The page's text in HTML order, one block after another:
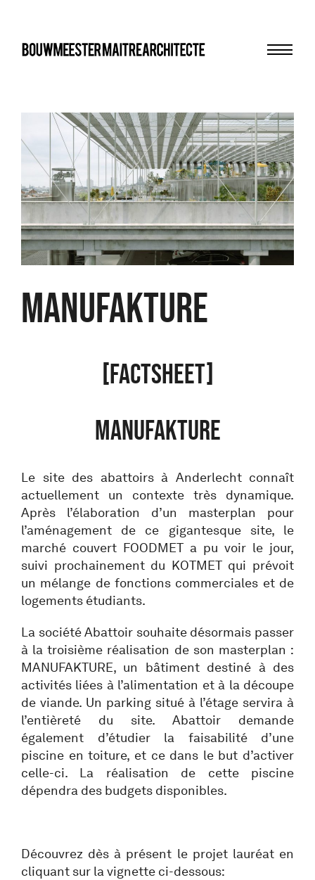
bma
Manufakture
[FACTSHEET]
MANUFAKTURE
Le site des abattoirs à Anderlecht connaît
actuellement un contexte très dynamique.
Après l’élaboration d’un masterplan pour
l’aménagement de ce gigantesque site, le
marché couvert FOODMET a pu voir le jour,
suivi prochainement du KOTMET qui prévoit
un mélange de fonctions commerciales et de
logements étudiants.
La société Abattoir souhaite désormais passer
à la troisième réalisation de son masterplan :
MANUFAKTURE, un bâtiment destiné à des
activités liées à l’alimentation et à la découpe
de viande. Un parking situé à l’étage servira à
l’entièreté du site. Abattoir demande
également d’étudier la faisabilité d’une
piscine en toiture, et ce dans le but d’activer
celle-ci. La réalisation de cette piscine
dépendra des budgets disponibles.
Découvrez dès à présent le projet lauréat en
cliquant sur la vignette ci-dessous: